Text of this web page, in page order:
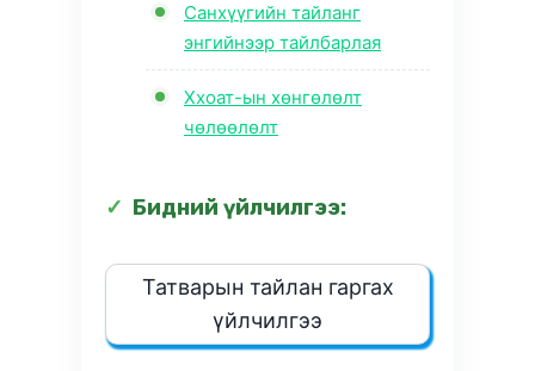
Санхүүгийн тайланг
энгийнээр тайлбарлая
Ххоат-ын хөнгөлөлт
чөлөөлөлт
Бидний үйлчилгээ:
Татварын тайлан гаргах
үйлчилгээ